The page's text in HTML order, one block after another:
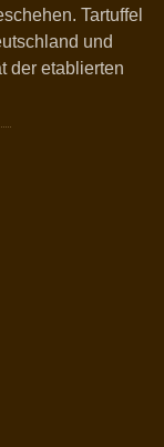
Tartuffel
und
der etablierten